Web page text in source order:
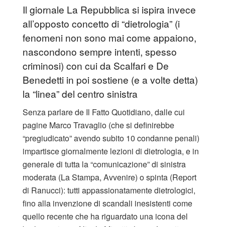
Il giornale La Repubblica si ispira invece
all’opposto concetto di “dietrologia” (i
fenomeni non sono mai come appaiono,
nascondono sempre intenti, spesso
criminosi) con cui da Scalfari e De
Benedetti in poi sostiene (e a volte detta)
la “linea” del centro sinistra
Senza parlare de Il Fatto Quotidiano, dalle cui
pagine Marco Travaglio (che si definirebbe
“pregiudicato” avendo subito 10 condanne penali)
impartisce giornalmente lezioni di dietrologia, e in
generale di tutta la “comunicazione” di sinistra
moderata (La Stampa, Avvenire) o spinta (Report
di Ranucci): tutti appassionatamente dietrologici,
fino alla invenzione di scandali inesistenti come
quello recente che ha riguardato una icona del